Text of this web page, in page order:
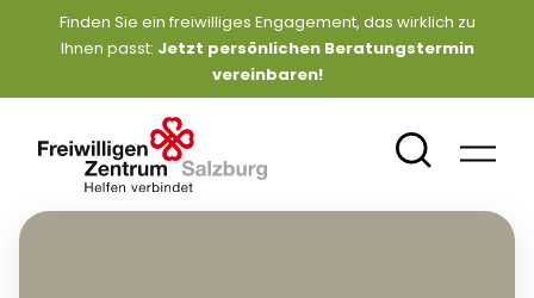
Finden Sie ein freiwilliges Engagement, das wirklich zu
Ihnen passt: Jetzt persönlichen Beratungstermin
vereinbaren!